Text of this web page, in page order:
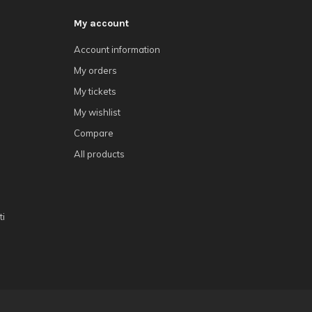
My account
Account information
My orders
My tickets
My wishlist
Compare
All products